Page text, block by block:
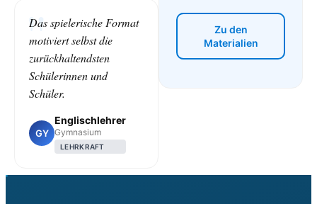
Das spielerische Format
motiviert selbst die
zurückhaltendsten
Schülerinnen und
Schüler.
GY
Englischlehrer
Gymnasium
LEHRKRAFT
Zu den
Materialien